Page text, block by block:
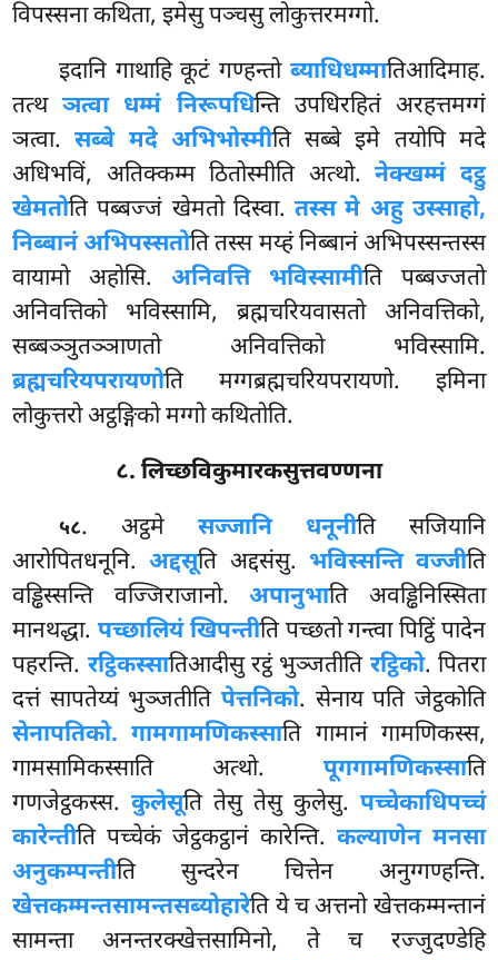
विपस्सना कथिता, इमेसु पञ्चसु लोकुत्तरमग्गो.
इदानि गाथाहि कूटं गण्हन्तो ब्याधिधम्मातिआदिमाह.
तत्थञत्वा धम्मं निरूपधिन्ति उपधिरहितं अरहत्तमग्गं
ञत्वा.सब्बे मदे अभिभोस्मीति सब्बे इमे तयोपि मदे
अधिभविं, अतिक्कम्म ठितोस्मीति अत्थो.नेक्खम्मं दट्ठु
खेमतोति पब्बज्जं खेमतो दिस्वा.तस्स मे अहु उस्साहो,
निब्बानं अभिपस्सतोति तस्स मय्हं निब्बानं अभिपस्सन्तस्स
वायामो अहोसि. अनिवत्ति भविस्सामीति पब्बज्जतो
अनिवत्तिको भविस्सामि, ब्रह्मचरियवासतो अनिवत्तिको,
सब्बञ्ञुतञ्ञाणतो अनिवत्तिको भविस्सामि.
ब्रह्मचरियपरायणोति मग्गब्रह्मचरियपरायणो. इमिना
लोकुत्तरो अट्ठङ्गिको मग्गो कथितोति.
८. लिच्छविकुमारकसुत्तवण्णना
५८. अट्ठमे सज्जानि धनूनीति सजियानि
आरोपितधनूनि.अद्दसूति अद्दसंसु. भविस्सन्ति वज्जीति
वड्ढिस्सन्ति वज्जिराजानो.अपानुभाति अवड्ढिनिस्सिता
मानथद्धा. पच्छालियं खिपन्तीति पच्छतो गन्त्वा पिट्ठिं पादेन
पहरन्ति. रट्ठिकस्सातिआदीसु रट्ठं भुञ्जतीति रट्ठिको. पितरा
दत्तं सापतेय्यं भुञ्जतीति पेत्तनिको. सेनाय पति जेट्ठकोति
सेनापतिको. गामगामणिकस्साति गामानं गामणिकस्स,
गामसामिकस्साति अत्थो. पूगगामणिकस्साति
गणजेट्ठकस्स.कुलेसूति तेसु तेसु कुलेसु. पच्चेकाधिपच्चं
कारेन्तीति पच्चेकं जेट्ठकट्ठानं कारेन्ति. कल्याणेन मनसा
अनुकम्पन्तीति सुन्दरेन चित्तेन अनुग्गण्हन्ति.
खेत्तकम्मन्तसामन्तसब्योहारेति ये च अत्तनो खेत्तकम्मन्तानं
सामन्ता अनन्तरक्खेत्तसामिनो, ते च रज्जुदण्डेहि